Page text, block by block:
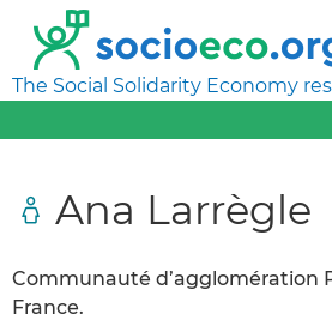
The Social Solidarity Economy
Ana Larrègle
Communauté d’agglomération
France.